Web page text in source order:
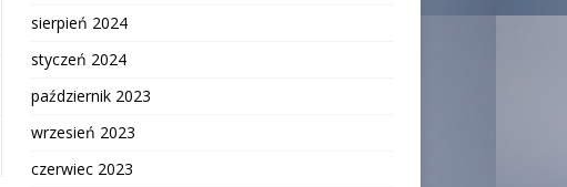
sierpień 2024
styczeń 2024
październik 2023
wrzesień 2023
czerwiec 2023